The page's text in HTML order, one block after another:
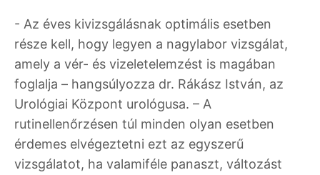
- Az éves kivizsgálásnak optimális esetben
része kell, hogy legyen a nagylabor vizsgálat,
amely a vér- és vizeletelemzést is magában
foglalja – hangsúlyozza dr. Rákász István, az
Urológiai Központ urológusa. – A
rutinellenőrzésen túl minden olyan esetben
érdemes elvégeztetni ezt az egyszerű
vizsgálatot, ha valamiféle panaszt, változást